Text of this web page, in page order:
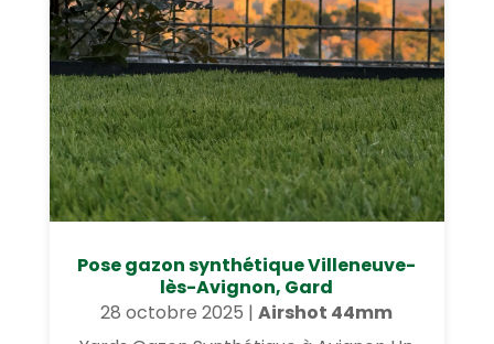
Pose gazon synthétique Villeneuve-
lès-Avignon, Gard
28 octobre 2025 |Airshot 44mm